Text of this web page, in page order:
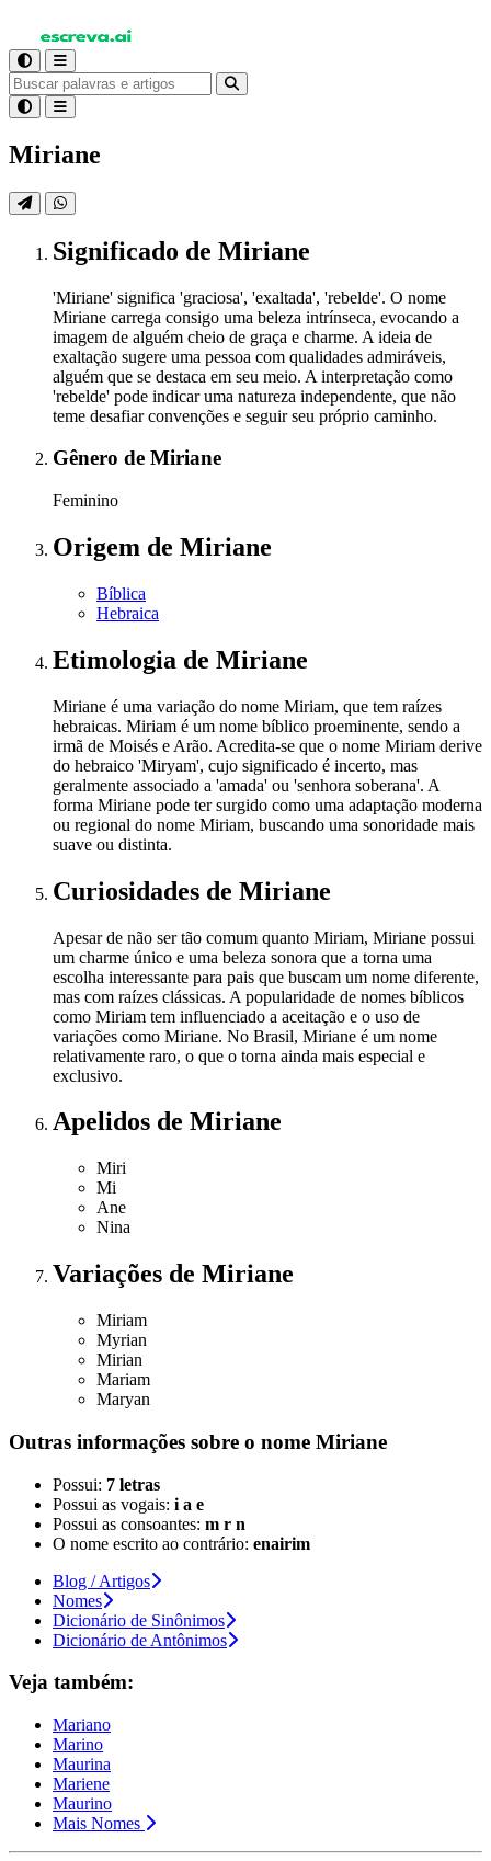
Miriane
Significado de Miriane
'Miriane' significa 'graciosa', 'exaltada', 'rebelde'. O nome
Miriane carrega consigo uma beleza intrínseca, evocando a
imagem de alguém cheio de graça e charme. A ideia de
exaltação sugere uma pessoa com qualidades admiráveis,
alguém que se destaca em seu meio. A interpretação como
'rebelde' pode indicar uma natureza independente, que não
teme desafiar convenções e seguir seu próprio caminho.
Gênero de Miriane
Feminino
Origem de Miriane
Bíblica
Hebraica
Etimologia de Miriane
Miriane é uma variação do nome Miriam, que tem raízes
hebraicas. Miriam é um nome bíblico proeminente, sendo a
irmã de Moisés e Arão. Acredita-se que o nome Miriam derive
do hebraico 'Miryam', cujo significado é incerto, mas
geralmente associado a 'amada' ou 'senhora soberana'. A
forma Miriane pode ter surgido como uma adaptação moderna
ou regional do nome Miriam, buscando uma sonoridade mais
suave ou distinta.
Curiosidades de Miriane
Apesar de não ser tão comum quanto Miriam, Miriane possui
um charme único e uma beleza sonora que a torna uma
escolha interessante para pais que buscam um nome diferente,
mas com raízes clássicas. A popularidade de nomes bíblicos
como Miriam tem influenciado a aceitação e o uso de
variações como Miriane. No Brasil, Miriane é um nome
relativamente raro, o que o torna ainda mais especial e
exclusivo.
Apelidos de Miriane
Miri
Mi
Ane
Nina
Variações de Miriane
Miriam
Myrian
Mirian
Mariam
Maryan
Outras informações sobre o nome Miriane
Possui: 7 letras
Possui as vogais: i a e
Possui as consoantes: m r n
O nome escrito ao contrário: enairim
Blog / Artigos
Nomes
Dicionário de Sinônimos
Dicionário de Antônimos
Veja também:
Mariano
Marino
Maurina
Mariene
Maurino
Mais Nomes